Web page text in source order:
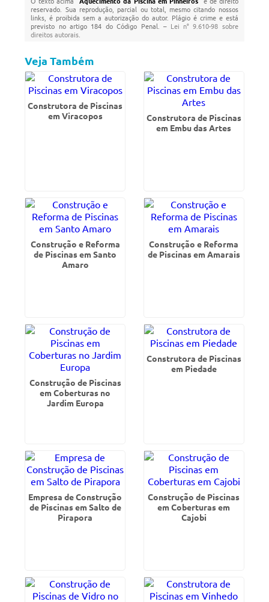
reservado. Sua reprodução, parcial ou total, mesmo citando nossos
links, é proibida sem a autorização do autor. Plágio é crime e está
previsto no artigo 184 do Código Penal. – Lei n° 9.610-98 sobre
direitos autorais
Veja Também
Construtora de Piscinas
em Viracopos
Construtora de Piscinas
em Embu das Artes
Construção e Reforma
de Piscinas em Santo
Amaro
Construção e Reforma
de Piscinas em Amarais
Construção de Piscinas
em Coberturas no
Jardim Europa
Construtora de Piscinas
em Piedade
Empresa de Construção
de Piscinas em Salto de
Pirapora
Construção de Piscinas
em Coberturas em
Cajobi